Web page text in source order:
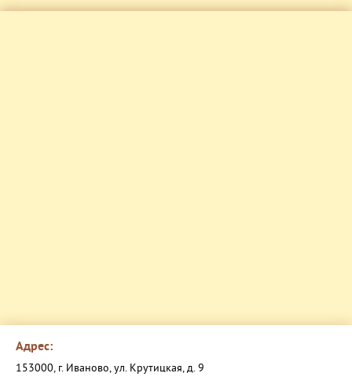
Адрес:
153000, г. Иваново, ул. Крутицкая, д. 9